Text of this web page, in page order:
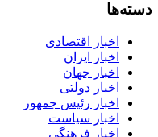
دسته‌ها
اخبار اقتصادی
اخبار ایران
اخبار جهان
اخبار دولتی
اخبار رئیس جمهور
اخبار سیاست
اخبار فرهنگی